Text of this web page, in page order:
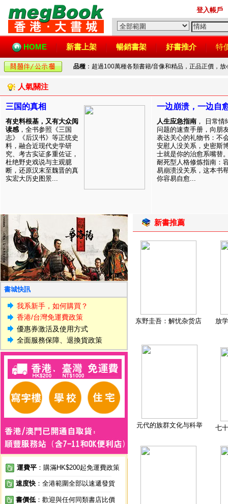
登入帳戶
HOME 新書上架 暢銷書架 好書推介 特
品種 ：超過100萬種各類書籍/音像和精品，正品正價，
人氣關注
三国的真相
有史料根基，又有大众阅
读感 ，全书参照《三国
志》《后汉书》等正统史
料，融合近现代史学研
究、考古实证多重佐证，
杜绝野史戏说与主观臆
断，还原汉末至魏晋的真
实宏大历史图景...
一边崩溃，一边自
人生应急指南 ， 日常情
问题的速查手册，向朋
表达关心的礼物书：不
安慰人没关系，史密斯
士就是你的治愈系嘴替
耐死型人格修炼指南：
易崩溃没关系，这本书
你容易自愈...
書城快訊
我系新手，如何購買？
香港/台灣免運費政策
優惠券激活及使用方式
全面服務保障、退換貨政策
運費平 ：購滿HK$200起免運費政策
速度快 ：全港範圍全部以速遞發貨
書價低 ：歡迎與任何同類書店比價
新書推薦
东野圭吾：解忧杂货店 放
元代的族群文化与科举 七